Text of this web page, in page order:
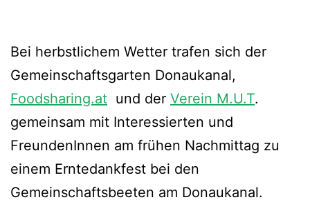
Bei herbstlichem Wetter trafen sich der
Gemeinschaftsgarten Donaukanal,
Foodsharing.at und der Verein M.U.T.
gemeinsam mit Interessierten und
FreundenInnen am frühen Nachmittag zu
einem Erntedankfest bei den
Gemeinschaftsbeeten am Donaukanal.